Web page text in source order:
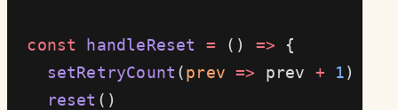
  const
handleReset = () => {
    setRetryCount
(prev => prev + 1)
    reset
()